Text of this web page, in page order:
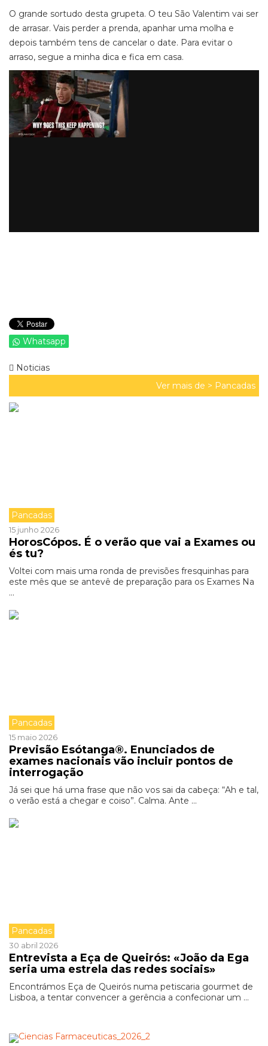
O grande sortudo desta grupeta. O teu São Valentim vai ser
de arrasar. Vais perder a prenda, apanhar uma molha e
depois também tens de cancelar o date. Para evitar o
arraso, segue a minha dica e fica em casa.
Whatsapp
Noticias
Ver mais de > Pancadas
Pancadas
15 junho 2026
HorosCópos. É o verão que vai a Exames ou
és tu?
Voltei com mais uma ronda de previsões fresquinhas para
este mês que se antevê de preparação para os Exames Na
...
Pancadas
15 maio 2026
Previsão Esótanga®. Enunciados de
exames nacionais vão incluir pontos de
interrogação
Já sei que há uma frase que não vos sai da cabeça: “Ah e tal,
o verão está a chegar e coiso”. Calma. Ante ...
Pancadas
30 abril 2026
Entrevista a Eça de Queirós: «João da Ega
seria uma estrela das redes sociais»
Encontrámos Eça de Queirós numa petiscaria gourmet de
Lisboa, a tentar convencer a gerência a confecionar um ...